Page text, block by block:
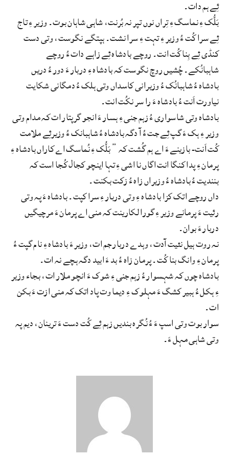
ئِے ہم دات۔
بَلُّک ءِ نماسگ ءِ تِراں نوں تپر نہ بُرنت، شاہی شاہان بوت۔ وزیر ءِ تاج
ئِے سرا کُت ءُ وزیر ءِ تہت ءِ سرا نشت۔ ہپتگے نگوست، وتی دست
کنڈی ‌ئِے بِنا کُت انت۔ روچے بادشاہ ئِے زاہے دات ءُ روچے
شاہبانُکے۔ چُشیں روچ نگوست کہ بادشاہ ءِ دربار ءَ دور ءُ دریں
بادشاہ ءُ شاہبانُک ءُ وزیرانی کاسداں وتی ہلک ءُ دمگانی شکایت
نیاورت اَنت ءُ بادشاہ ءَ را سر نکُت انت۔
بادشاہ وتی شاسواری ءُ زہم جنی ءِ ہسار ءَ انجو گرپتار ات کہ مدام وتی
وزیر ءِ ہک ءَ گپ ئِے جت ءُ آ دگہ بادشاہ ءُ شاہبانک ءُ وزیرئِے ملامت
کُت اَنت- بازینے ءَ اے ہم گُشت کہ ” بَلُّک ءِ نُماسگ اے کاراں بادشاہ ءِ
پرمان ءِ پدا کنگا انت اگاں نا اشی ءِ تہا اینچو کجال کُجا است کہ
بنندیت ءُ بادشاہ ءُ وزیراں زاہ ءُ زکت بکنت۔
داں روچے اتک کزا بادشاہ ءِ وتی دربار ءِ سرا کپت۔ بادشاہ ءَ پہ وتی
رئیت ءَ پرمانے وزیر ءِ گورا لکارینت کہ منی اے پرمان ءَ مرچیگیں
دربار ءَ بوان۔
نہ روت ہیل نئیت آدت، وہدے دربار جم ات، وزیر ءَ بادشاہ ءِ نام گپت ءُ
پرمان ءِ وانگ بنا کُت۔ پرمان زاہ ءُ بد ءَ ابید دگہ ہچے نہ ات۔
بادشاہ چوں کہ شہسوار ءُ زہم جنی ءِ شوک ءَ انچو ملار ات، بجاء وزیر
ءِ ہکل ءُ ہبیر کشگ ءَ مہلوک ءِ دیما وت پاد اتک کہ منی ازت ءَ بکن
ات۔
سوار بوت وتی اسپ ءَ ءُ نُگرہ بندیں زہم ئِے کُت دست ءَ ترینان، دیم پہ
وتی شاہی مہل ءَ۔